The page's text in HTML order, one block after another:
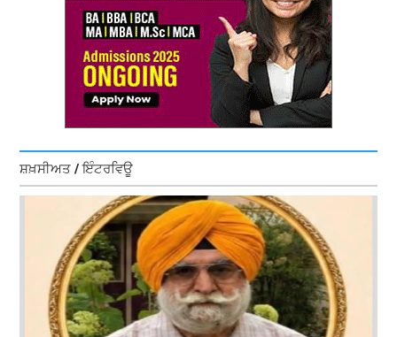
ਸ਼ਖ਼ਸੀਅਤ / ਇੰਟਰਵਿਊ